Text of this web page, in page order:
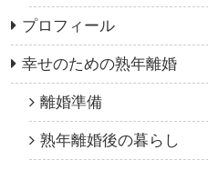
プロフィール
幸せのための熟年離婚
離婚準備
熟年離婚後の暮らし